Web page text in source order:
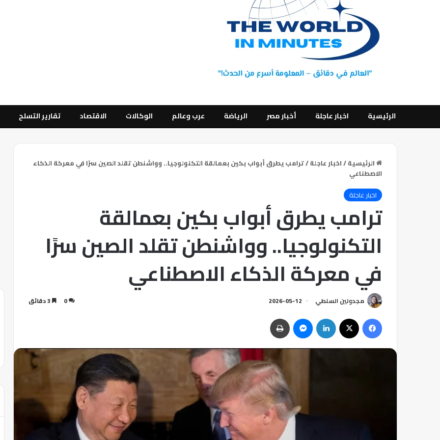
الرئيسية اخبار عاجلة أخبار مصر الرياضة عرب وعالم الوكالات الاقتصاد تقارير التسلح
الرئيسية/اخبار عاجلة/ترامب يطرق أبواب بكين بعمالقة التكنولوجيا.. وواشنطن تقلد الصين سرًا في معركة الذكاء
الاصطناعي
اخبار عاجلة
ترامب يطرق أبواب بكين بعمالقة
التكنولوجيا.. وواشنطن تقلد الصين سرًا
في معركة الذكاء الاصطناعي
مجدولين السلطي 2026-05-12
0